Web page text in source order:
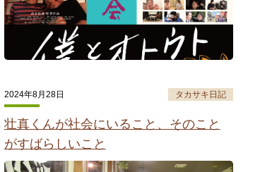
2024年8月28日 タカサキ日記
壮真くんが社会にいること、そのこと
がすばらしいこと